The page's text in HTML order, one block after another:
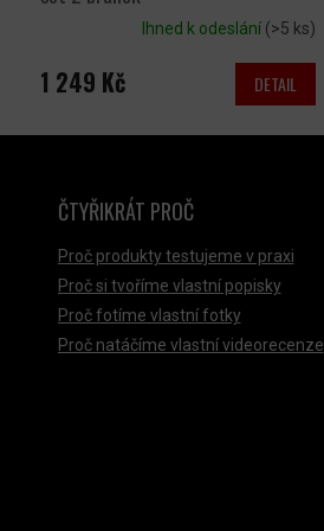
Ihned k odeslání (>5 ks)
1 249 Kč DETAIL
ČTYŘIKRÁT PROČ
Proč produkty testujeme v praxi
Proč si tvoříme vlastní popisky
Proč fotíme vlastní fotky
Proč natáčíme vlastní videorecenze